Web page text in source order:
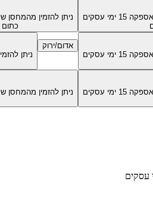
אספקה 15 ימי עסקים
ניתן להזמין מהמחסן
כתום
אספקה 15 ימי עסקים
אדום/ירוק
ניתן
אספקה 15 ימי עסקים
ניתן להזמין מהמחסן
עסקים